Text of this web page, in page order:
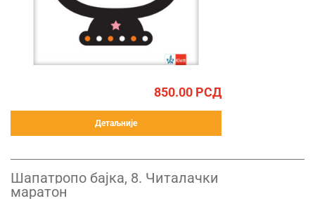
850.00 РСД
Детаљније
Шапатропо бајка, 8. Читалачки
маратон